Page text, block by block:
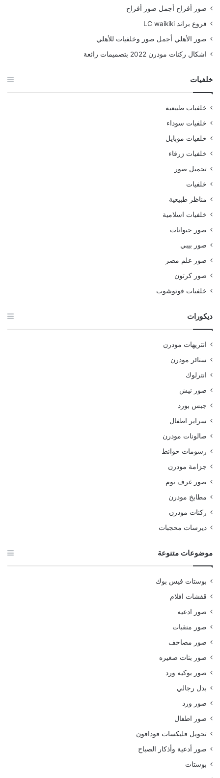
صور أفراح أجمل صور أفراح
فروع براند LC waikiki
صور الأهلي أجمل صور وخلفيات للأهلي
اشكال ركنات مودرن 2022 بتصميمات رائعة
خلفيات
خلفيات طبيعية
خلفيات سوداء
خلفيات موبايل
خلفيات زرقاء
تحميل صور
خلفيات
مناظر طبيعية
خلفيات اسلامية
صور حيوانات
صور بيبي
صور علم مصر
صور كرتون
خلفيات فوتوشوب
ديكورات
انتريهات مودرن
ستائر مودرن
انترلوك
صور نيش
جبس بورد
سراير اطفال
صالونات مودرن
رسومات حوائط
جزامة مودرن
صور غرف نوم
مطابخ مودرن
ركنات مودرن
ديرسات محجبات
موضوعات متنوعة
بوستات فيس بوك
قفشات افلام
صور ادعيه
صور منقبات
صور مصاحف
صور بنات صغيره
صور بوكيه ورد
بدل رجالي
صور ورد
صور اطفال
تحويل فليكسات فودافون
صور أدعية وأذكار الصباح
بوستات